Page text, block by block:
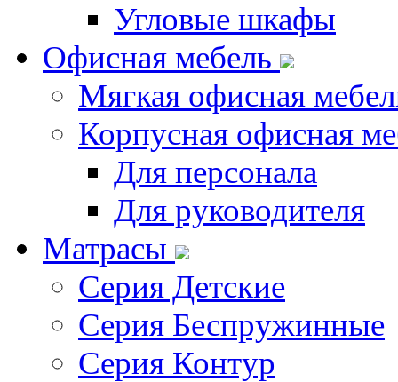
Угловые шкафы
Офисная мебель
Мягкая офисная
Корпусная офисная
Для персонала
Для руководителя
Матрасы
Серия Детские
Серия Беспружинные
Серия Контур